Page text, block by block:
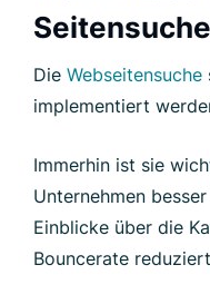
Die Webseitensuche
implementiert
Immerhin ist sie
Unternehmen
Einblicke über die
Bouncerate